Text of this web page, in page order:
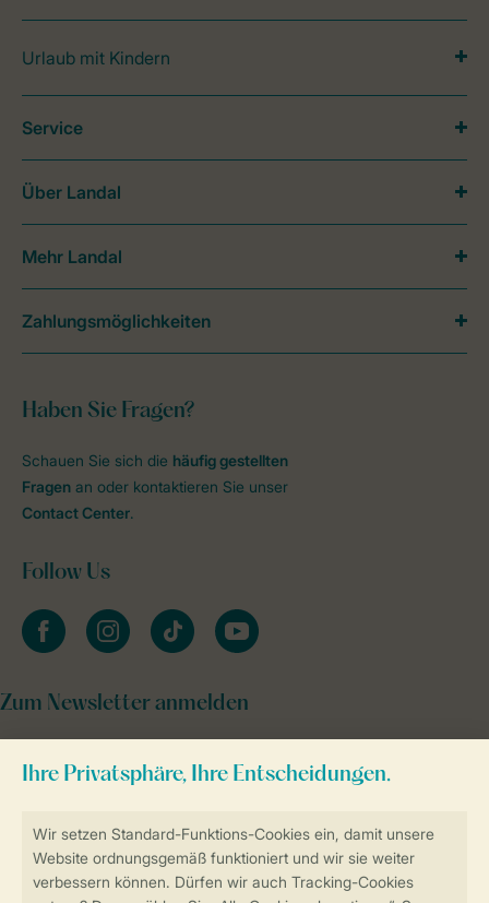
Sicher und schnell zur Online-Buchung
Urlaub mit Kindern
Haben Sie Fragen?
Schauen Sie sich die häufig gestellten
Fragen an oder kontaktieren Sie unser
Contact Center.
Follow Us
facebookinstagramtiktok youtube
Zum Newsletter anmelden
Service
Über Landal
Mehr Landal
Zahlungsmöglichkeiten